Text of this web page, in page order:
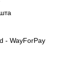
- WayForPay